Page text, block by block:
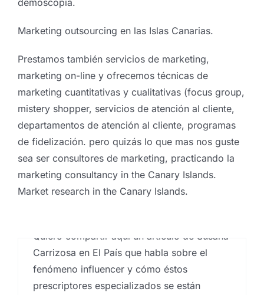
demoscopia.
Marketing outsourcing en las Islas Canarias.
Prestamos también servicios de marketing,
marketing on-line y ofrecemos técnicas de
marketing cuantitativas y cualitativas (focus group,
mistery shopper, servicios de atención al cliente,
departamentos de atención al cliente, programas
de fidelización. pero quizás lo que mas nos guste
sea ser consultores de marketing, practicando la
marketing consultancy in the Canary Islands.
Market research in the Canary Islands.
Los peligros de fichar a un
Influencer
PorEureka Marketing | septiembre 10,
Proyectos de marketing outsourcing
Quiero compartir aquí un artículo de Susana
Carrizosa en El País que habla sobre el
fenómeno influencer y cómo éstos
prescriptores especializados se están
neuromarketing y otros
conceptos
PorEureka Marketing | julio 31, 2018 | Ideas,